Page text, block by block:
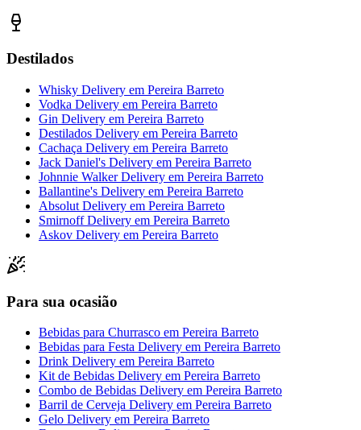
Destilados
Whisky Delivery em Pereira Barreto
Vodka Delivery em Pereira Barreto
Gin Delivery em Pereira Barreto
Destilados Delivery em Pereira Barreto
Cachaça Delivery em Pereira Barreto
Jack Daniel's Delivery em Pereira Barreto
Johnnie Walker Delivery em Pereira Barreto
Ballantine's Delivery em Pereira Barreto
Absolut Delivery em Pereira Barreto
Smirnoff Delivery em Pereira Barreto
Askov Delivery em Pereira Barreto
Para sua ocasião
Bebidas para Churrasco em Pereira Barreto
Bebidas para Festa Delivery em Pereira Barreto
Drink Delivery em Pereira Barreto
Kit de Bebidas Delivery em Pereira Barreto
Combo de Bebidas Delivery em Pereira Barreto
Barril de Cerveja Delivery em Pereira Barreto
Gelo Delivery em Pereira Barreto